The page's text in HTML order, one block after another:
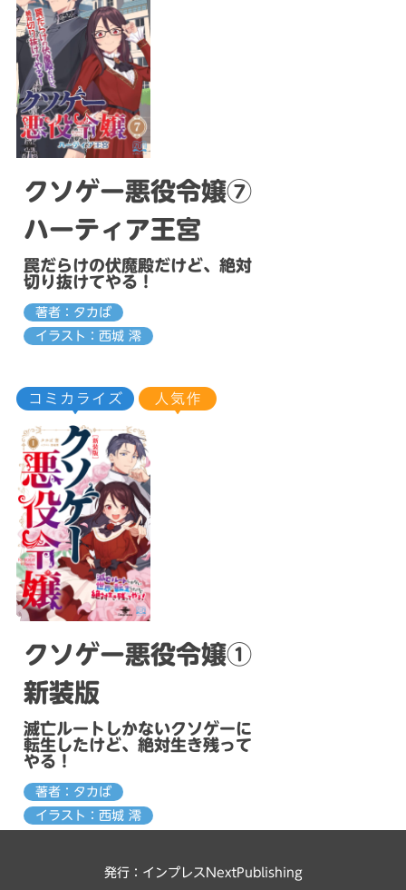
クソゲー悪役令嬢⑦
ハーティア王宮
罠だらけの伏魔殿だけど、絶対
切り抜けてやる！
著者：タカば
イラスト：西城 澪
クソゲー悪役令嬢①
新装版
滅亡ルートしかないクソゲーに
転生したけど、絶対生き残って
やる！
著者：タカば
イラスト：西城 澪
発行：インプレスNextPublishing